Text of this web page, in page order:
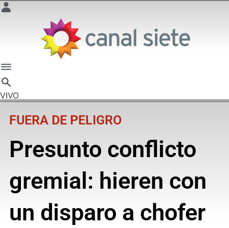
VIVO
FUERA DE PELIGRO
Presunto conflicto
gremial: hieren con
un disparo a chofer